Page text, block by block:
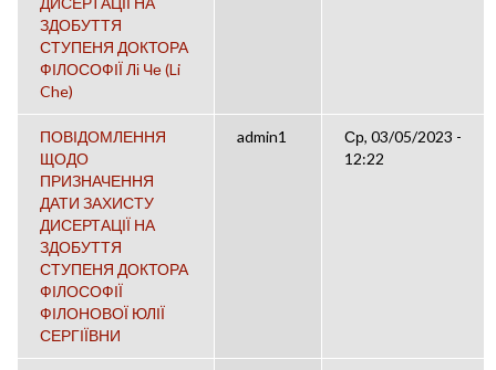
ЗДОБУТТЯ
СТУПЕНЯ ДОКТОРА
ФІЛОСОФІЇ Лі Че (Li
Che)
ПОВІДОМЛЕННЯ
ЩОДО
ПРИЗНАЧЕННЯ
ДАТИ ЗАХИСТУ
ДИСЕРТАЦІЇ НА
ЗДОБУТТЯ
СТУПЕНЯ ДОКТОРА
ФІЛОСОФІЇ
ФІЛОНОВОЇ ЮЛІЇ
СЕРГІЇВНИ
admin1
Ср, 03/05/2023 -
12:22